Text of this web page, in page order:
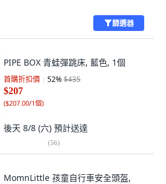
篩選器
PIPE BOX 青蛙彈跳床, 藍色, 1個
首購折扣價 52%$435
$207
($207.00/1個)
後天 8/8 (六) 預計送達
(56)
MomnLittle 孩童自行車安全頭盔,